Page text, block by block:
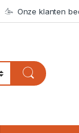
Onze klanten